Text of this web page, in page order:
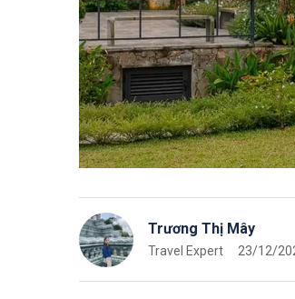
Trương Thị Mây
Travel Expert 23/12/